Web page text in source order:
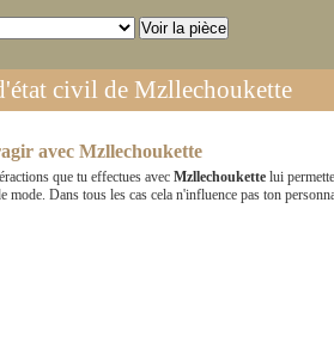
civil de Mzllechoukette
avec Mzllechoukette
que tu effectues avec Mzllechoukette lui
mode. Dans tous les cas cela n'influence pas ton